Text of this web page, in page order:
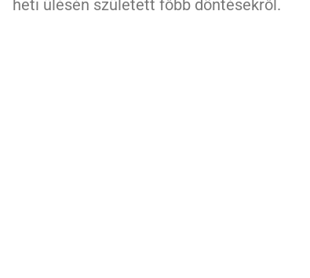
heti ülésén született főbb döntésekről.